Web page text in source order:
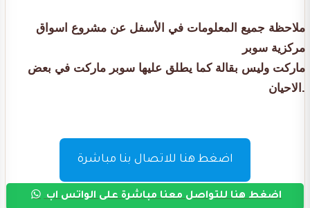
ملاحظة جميع المعلومات في الأسفل عن مشروع اسواق
مركزية سوبر
ماركت وليس بقالة كما يطلق عليها سوبر ماركت في بعض
الاحيان.
اضغط هنا للاتصال بنا مباشرة
اضغط هنا للتواصل معنا مباشرة على الواتس اب